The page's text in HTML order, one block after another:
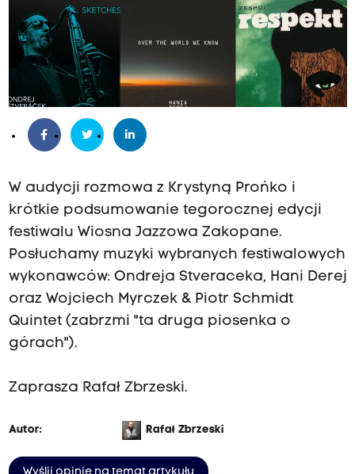
W audycji rozmowa z Krystyną Prońko i
krótkie podsumowanie tegorocznej edycji
festiwalu Wiosna Jazzowa Zakopane.
Posłuchamy muzyki wybranych festiwalowych
wykonawców: Ondreja Stveraceka, Hani Derej
oraz Wojciech Myrczek & Piotr Schmidt
Quintet (zabrzmi "ta druga piosenka o
górach").
Zaprasza Rafał Zbrzeski.
Autor: Rafał Zbrzeski